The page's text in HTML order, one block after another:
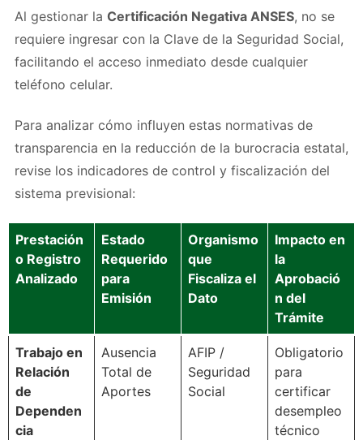
Al gestionar la Certificación Negativa ANSES, no se
requiere ingresar con la Clave de la Seguridad Social,
facilitando el acceso inmediato desde cualquier
teléfono celular.
Para analizar cómo influyen estas normativas de
transparencia en la reducción de la burocracia estatal,
revise los indicadores de control y fiscalización del
sistema previsional:
Prestación
o Registro
Analizado
Estado
Requerido
para
Emisión
Organismo
que
Fiscaliza el
Dato
Impacto en
la
Aprobació
n del
Trámite
Trabajo en
Relación
de
Dependen
cia
Ausencia
Total de
Aportes
AFIP /
Seguridad
Social
Obligatorio
para
certificar
desempleo
técnico